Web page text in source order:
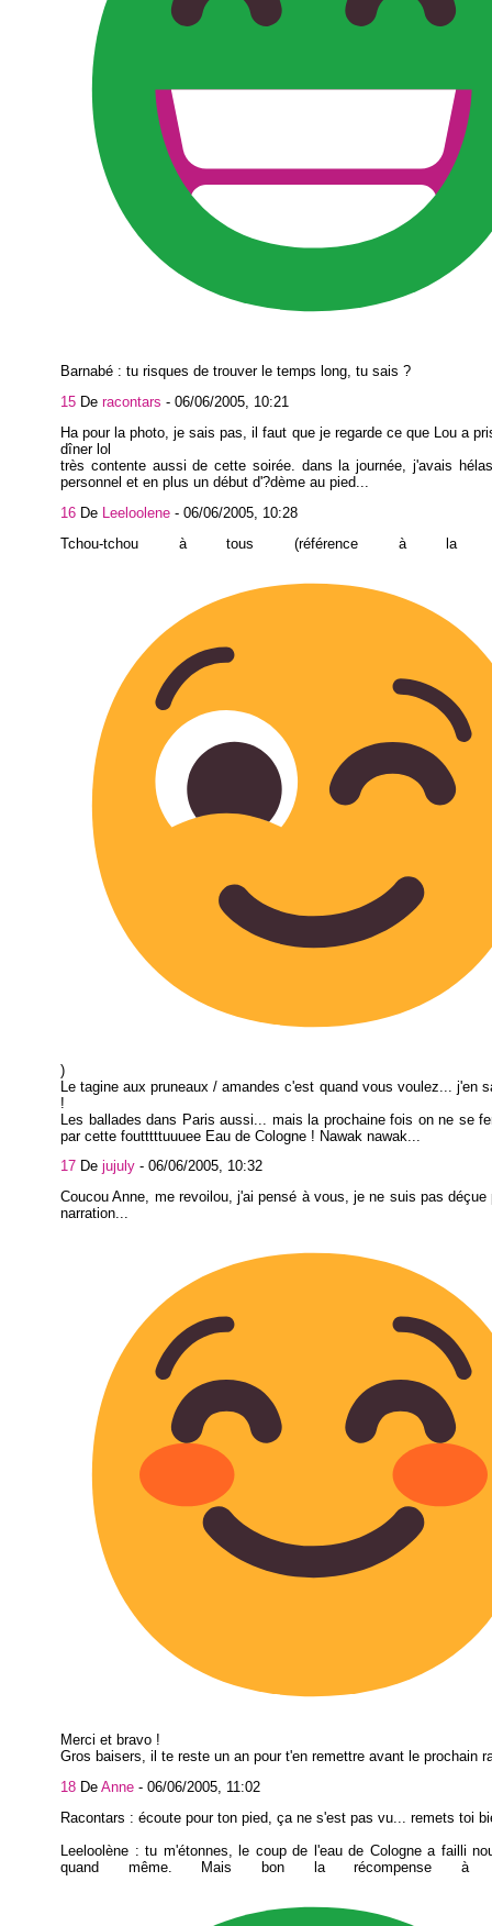
Barnabé : tu risques de trouver le temps long, tu sais ?
15 De racontars - 06/06/2005, 10:21
Ha pour la photo, je sais pas, il faut que je regarde ce que Lou a
dîner lol
très contente aussi de cette soirée. dans la journée, j'avais
personnel et en plus un début d'?dème au pied...
16 De Leeloolene - 06/06/2005, 10:28
Tchou-tchou à tous (référence à la
)
Le tagine aux pruneaux / amandes c'est quand vous voulez... j'en
!
Les ballades dans Paris aussi... mais la prochaine fois on ne se
par cette foutttttuuuee Eau de Cologne ! Nawak nawak...
17 De jujuly - 06/06/2005, 10:32
Coucou Anne, me revoilou, j'ai pensé à vous, je ne suis pas déçue
narration...
Merci et bravo !
Gros baisers, il te reste un an pour t'en remettre avant le prochain
18 De Anne - 06/06/2005, 11:02
Racontars : écoute pour ton pied, ça ne s'est pas vu... remets toi
Leeloolène : tu m'étonnes, le coup de l'eau de Cologne a failli
quand même. Mais bon la récompense